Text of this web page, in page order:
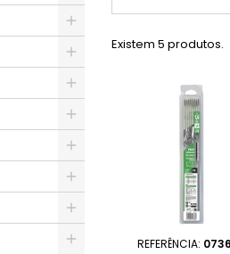
Existem 5 produtos.
REFERÊNCIA: